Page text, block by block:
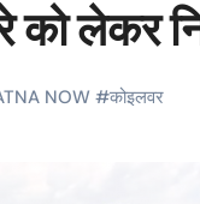
को लेकर
NOW #कोइलवर